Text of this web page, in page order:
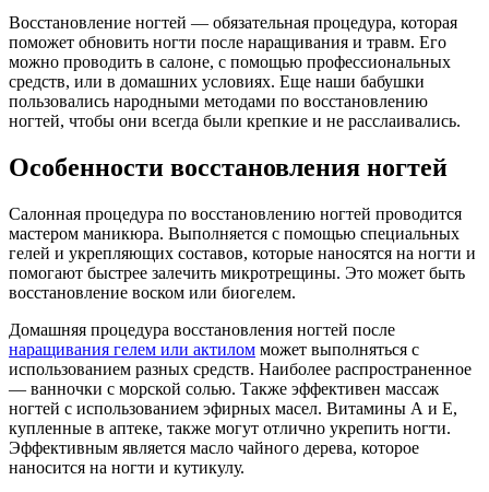
Восстановление ногтей — обязательная процедура, которая
поможет обновить ногти после наращивания и травм. Его
можно проводить в салоне, с помощью профессиональных
средств, или в домашних условиях. Еще наши бабушки
пользовались народными методами по восстановлению
ногтей, чтобы они всегда были крепкие и не расслаивались.
Особенности восстановления ногтей
Салонная процедура по восстановлению ногтей проводится
мастером маникюра. Выполняется с помощью специальных
гелей и укрепляющих составов, которые наносятся на ногти и
помогают быстрее залечить микротрещины. Это может быть
восстановление воском или биогелем.
Домашняя процедура восстановления ногтей после
наращивания гелем или актилом может выполняться с
использованием разных средств. Наиболее распространенное
— ванночки с морской солью. Также эффективен массаж
ногтей с использованием эфирных масел. Витамины А и Е,
купленные в аптеке, также могут отлично укрепить ногти.
Эффективным является масло чайного дерева, которое
наносится на ногти и кутикулу.